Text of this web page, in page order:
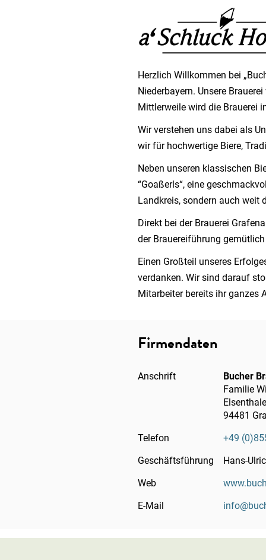
Herzlich Willkommen bei
Niederbayern. Unsere
Mittlerweile wird die Brauerei
Wir verstehen uns dabei als
wir für hochwertige Biere,
Neben unseren klassischen
“Goaßerls“, eine
Landkreis, sondern auch weit
Direkt bei der Brauerei
der Brauereiführung
Einen Großteil unseres
verdanken. Wir sind darauf
Mitarbeiter bereits ihr ganzes
Firmendaten
Anschrift
Bucher
Familie
94481
Telefon
+49
Geschäftsführung
Hans-
Web
E-Mail
info@